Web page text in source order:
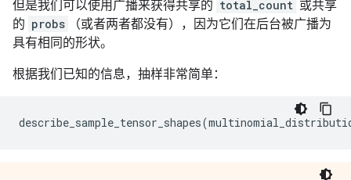
但是我们可以使用广播来获得共享的 total_count 或共享
的 probs
（或者两者都没有），因为它们在后台被广播为
具有相同的形状。
根据我们已知的信息，抽样非常简单：